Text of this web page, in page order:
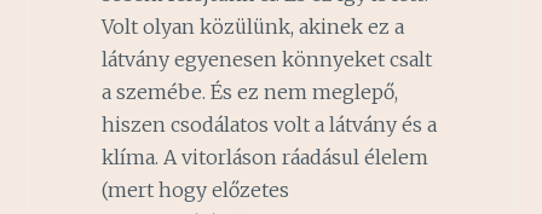
Volt olyan közülünk, akinek ez a
látvány egyenesen könnyeket csalt
a szemébe. És ez nem meglepő,
hiszen csodálatos volt a látvány és a
klíma. A vitorláson ráadásul élelem
(mert hogy előzetes